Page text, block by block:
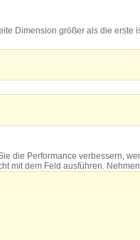
Dimension größer als die erste
die Performance verbessern,
mit dem Feld ausführen.